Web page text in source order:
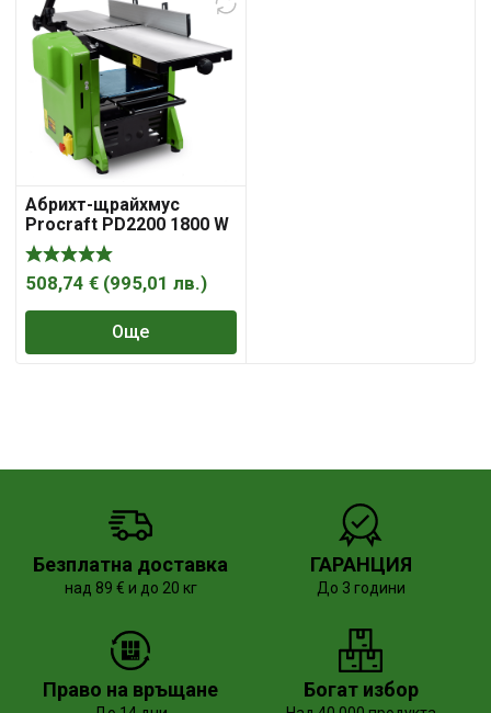
Абрихт-щрайхмус
Procraft PD2200 1800 W
с ширина на
рендосване 254 мм
508,74 € (995,01 лв.)
Още
Безплатна доставка
над 89 € и до 20 кг
ГАРАНЦИЯ
До 3 години
Право на връщане Богат избор